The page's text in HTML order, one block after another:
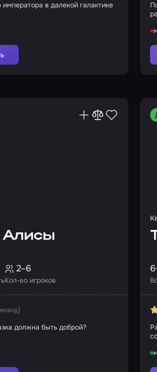
в далекой галактике
Алисы
Кол-во игроков
2–6
должна быть доброй?